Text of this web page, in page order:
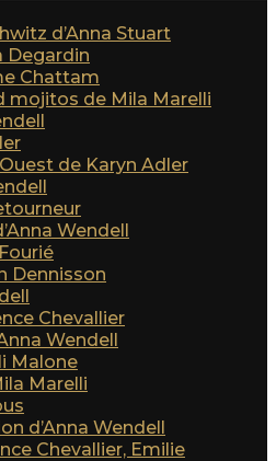
d’Anna Stuart
Degardin
Chattam
mojitos de Mila Marelli
de Karyn Adler
Wendell
Dennisson
Chevallier
Wendell
Malone
Marelli
d’Anna Wendell
Chevallier, Emilie